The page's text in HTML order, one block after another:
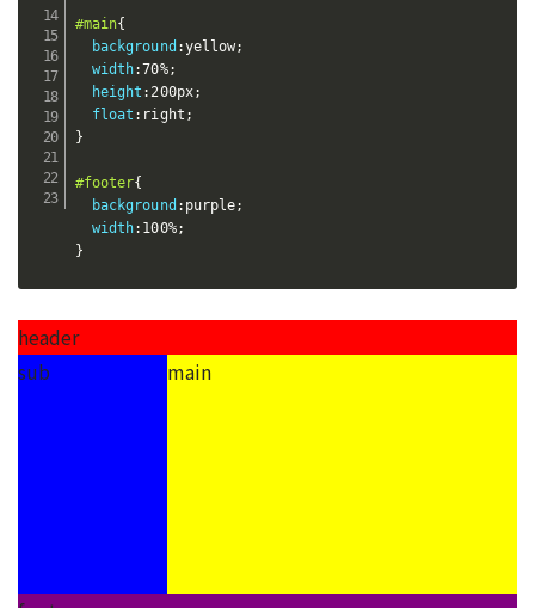
#main{
background :yellow;
width:70%;
height : 200px;
float : right ;
}
#footer{
background : purple;
width: 100%;
}
header
sub
main